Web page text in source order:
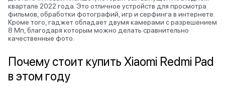
квартале 2022 года. Это отличное устройств для просмотра
фильмов, обработки фотографий, игр и серфинга в интернете.
Кроме того, гаджет обладает двумя камерами с разрешением
8 Мп, благодаря которым можно делать сравнительно
качественные фото.
Почему стоит купить Xiaomi Redmi Pad
в этом году